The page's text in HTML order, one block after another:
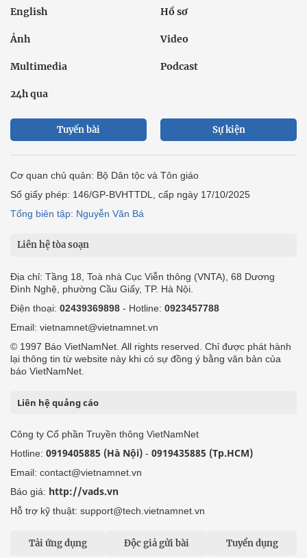
English Hồ sơ
Ảnh Video
Multimedia Podcast
24h qua
Tuyến bài Sự kiện
Cơ quan chủ quản: Bộ Dân tộc và Tôn giáo
Số giấy phép: 146/GP-BVHTTDL, cấp ngày 17/10/2025
Tổng biên tập: Nguyễn Văn Bá
Liên hệ tòa soạn
Địa chỉ: Tầng 18, Toà nhà Cục Viễn thông (VNTA), 68 Dương
Đình Nghệ, phường Cầu Giấy, TP. Hà Nội.
Điện thoại: 02439369898 - Hotline: 0923457788
Email: vietnamnet@vietnamnet.vn
© 1997 Báo VietNamNet. All rights reserved. Chỉ được phát hành
lại thông tin từ website này khi có sự đồng ý bằng văn bản của
báo VietNamNet.
Liên hệ quảng cáo
Công ty Cổ phần Truyền thông VietNamNet
Hotline: 0919405885 (Hà Nội) - 0919435885 (Tp.HCM)
Email: contact@vietnamnet.vn
Báo giá: http://vads.vn
Hỗ trợ kỹ thuật: support@tech.vietnamnet.vn
Tải ứng dụng Độc giả gửi bài Tuyển dụng